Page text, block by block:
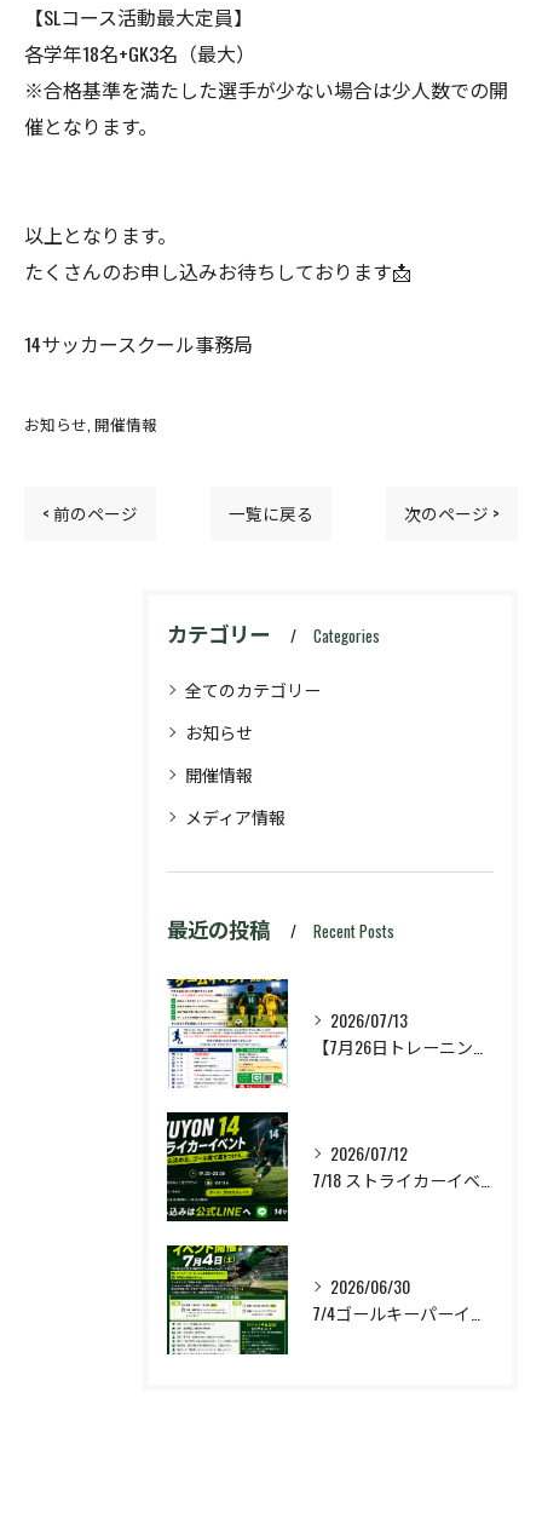
【SLコース活動最大定員】
各学年18名+GK3名（最大）
※合格基準を満たした選手が少ない場合は少人数での開
催となります。
以上となります。
たくさんのお申し込みお待ちしております📩
14サッカースクール事務局
お知らせ 開催情報
< 前のページ 一覧に戻る 次のページ >
カテゴリー Categories
全てのカテゴリー
お知らせ
開催情報
メディア情報
最近の投稿 Recent Posts
2026/07/13
2026/07/12
2026/06/30